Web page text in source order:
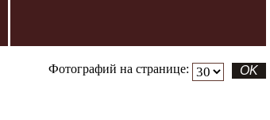
Фотографий на странице: